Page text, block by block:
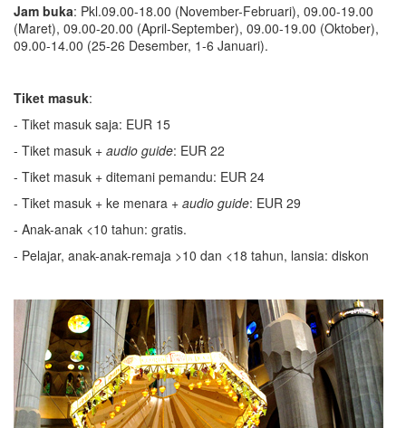
Jam buka: Pkl.09.00-18.00 (November-Februari), 09.00-19.00
(Maret), 09.00-20.00 (April-September), 09.00-19.00 (Oktober),
09.00-14.00 (25-26 Desember, 1-6 Januari).
Tiket masuk:
- Tiket masuk saja: EUR 15
- Tiket masuk + audio guide: EUR 22
- Tiket masuk + ditemani pemandu: EUR 24
- Tiket masuk + ke menara + audio guide: EUR 29
- Anak-anak <10 tahun: gratis.
- Pelajar, anak-anak-remaja >10 dan <18 tahun, lansia: diskon